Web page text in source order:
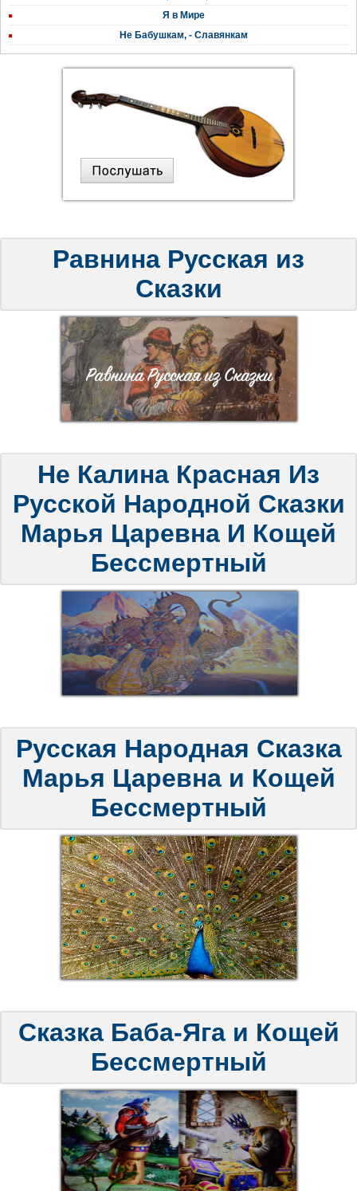
Я в Мире
Не Бабушкам, - Славянкам
Равнина Русская из
Сказки
Не Калина Красная Из
Русской Народной Сказки
Марья Царевна И Кощей
Бессмертный
Русская Народная Сказка
Марья Царевна и Кощей
Бессмертный
Сказка Баба-Яга и Кощей
Бессмертный